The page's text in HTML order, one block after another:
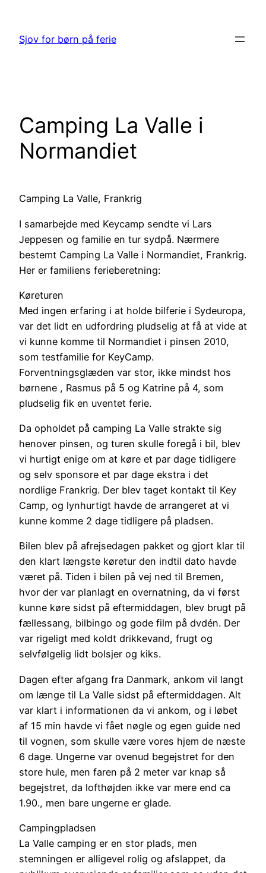
indhold
Sjov for børn på ferie
Camping La Valle i
Normandiet
Camping La Valle, Frankrig
I samarbejde med Keycamp sendte vi Lars
Jeppesen og familie en tur sydpå. Nærmere
bestemt Camping La Valle i Normandiet, Frankrig.
Her er familiens ferieberetning:
Køreturen
Med ingen erfaring i at holde bilferie i Sydeuropa,
var det lidt en udfordring pludselig at få at vide at
vi kunne komme til Normandiet i pinsen 2010,
som testfamilie for KeyCamp.
Forventningsglæden var stor, ikke mindst hos
børnene , Rasmus på 5 og Katrine på 4, som
pludselig fik en uventet ferie.
Da opholdet på camping La Valle strakte sig
henover pinsen, og turen skulle foregå i bil, blev
vi hurtigt enige om at køre et par dage tidligere
og selv sponsore et par dage ekstra i det
nordlige Frankrig. Der blev taget kontakt til Key
Camp, og lynhurtigt havde de arrangeret at vi
kunne komme 2 dage tidligere på pladsen.
Bilen blev på afrejsedagen pakket og gjort klar til
den klart længste køretur den indtil dato havde
været på. Tiden i bilen på vej ned til Bremen,
hvor der var planlagt en overnatning, da vi først
kunne køre sidst på eftermiddagen, blev brugt på
fællessang, bilbingo og gode film på dvdén. Der
var rigeligt med koldt drikkevand, frugt og
selvfølgelig lidt bolsjer og kiks.
Dagen efter afgang fra Danmark, ankom vil langt
om længe til La Valle sidst på eftermiddagen. Alt
var klart i informationen da vi ankom, og i løbet
af 15 min havde vi fået nøgle og egen guide ned
til vognen, som skulle være vores hjem de næste
6 dage. Ungerne var ovenud begejstret for den
store hule, men faren på 2 meter var knap så
begejstret, da lofthøjden ikke var mere end ca
1.90., men bare ungerne er glade.
Campingpladsen
La Valle camping er en stor plads, men
stemningen er alligevel rolig og afslappet, da